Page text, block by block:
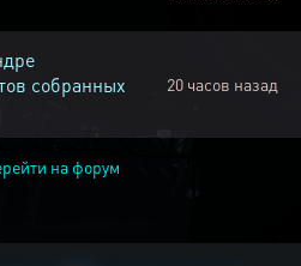
собранных
20 часов назад
на форум